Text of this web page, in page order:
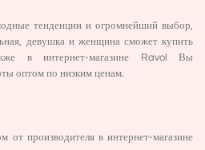
тенденции и огромнейший выбор,
девушка и женщина сможет купить
в интернет-магазине Ravol Вы
оптом по низким ценам.
от производителяв интернет-магазине